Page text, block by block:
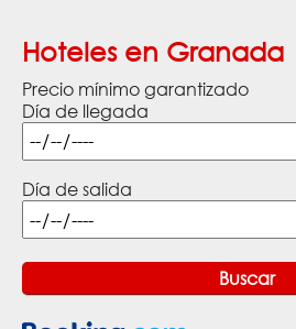
Hoteles en Granada
Precio mínimo garantizado
Día de llegada
Día de salida